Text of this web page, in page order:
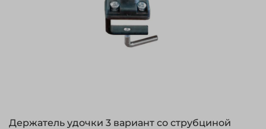
Держатель удочки 3 вариант со струбциной